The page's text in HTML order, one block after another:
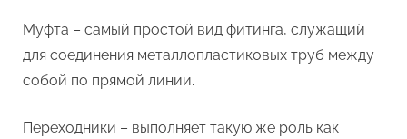
Муфта – самый простой вид фитинга, служащий
для соединения металлопластиковых труб между
собой по прямой линии.
Переходники – выполняет такую же роль как